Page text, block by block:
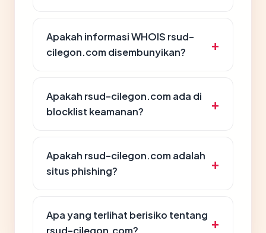
Apakah informasi WHOIS rsud-
cilegon.com disembunyikan?
Apakah rsud-cilegon.com ada di
blocklist keamanan?
Apakah rsud-cilegon.com adalah
situs phishing?
Apa yang terlihat berisiko tentang
rsud-cilegon.com?